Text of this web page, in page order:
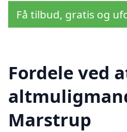
Få tilbud, gratis og
Fordele ved
Marstrup